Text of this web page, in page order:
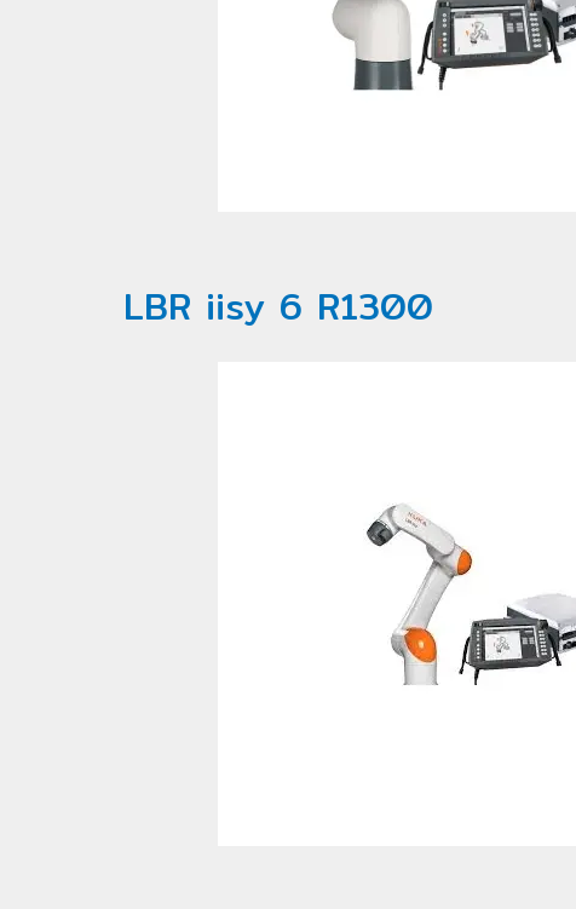
LBR iisy 6 R1300